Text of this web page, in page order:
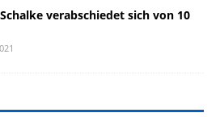
verabschiedet sich von 10